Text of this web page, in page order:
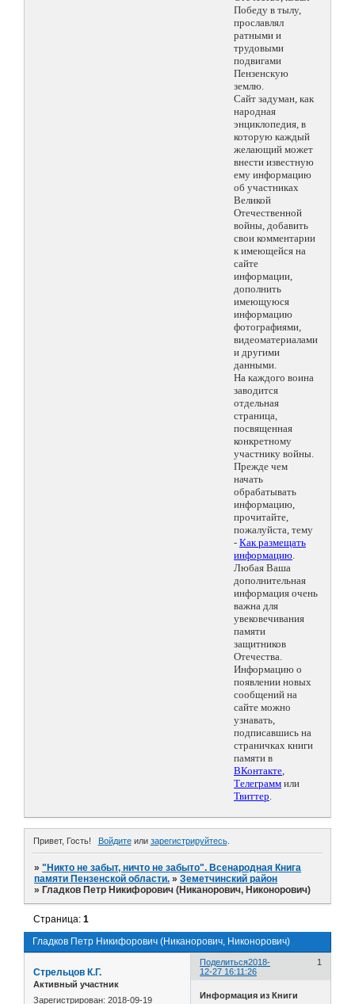
Победу в тылу,
прославлял
ратными и
трудовыми
подвигами
Пензенскую
землю.
Сайт задуман, как
народная
энциклопедия, в
которую каждый
желающий может
внести известную
ему информацию
об участниках
Великой
Отечественной
войны, добавить
свои комментарии
к имеющейся на
сайте
информации,
дополнить
имеющуюся
информацию
фотографиями,
видеоматериалами
и другими
данными.
На каждого воина
заводится
отдельная
страница,
посвященная
конкретному
участнику войны.
Прежде чем
начать
обрабатывать
информацию,
прочитайте,
пожалуйста, тему
- Как размещать
информацию.
Любая Ваша
дополнительная
информация очень
важна для
увековечивания
памяти
защитников
Отечества.
Информацию о
появлении новых
сообщений на
сайте можно
узнавать,
подписавшись на
страничках книги
памяти в
ВКонтакте,
Телеграмм или
Твиттер.
Привет, Гость! Войдитеили зарегистрируйтесь.
»"Никто не забыт, ничто не забыто". Всенародная Книга
памяти Пензенской области. »Земетчинский район
» Гладков Петр Никифорович (Никанорович, Никонорович)
Гладков Петр Никифорович (Никанорович, Никонорович)
Страница:1
Поделиться 1
2018-
12-27 16:11:26
Стрельцов К.Г.
Активный участник
Зарегистрирован: 2018-09-19
Информация из Книги